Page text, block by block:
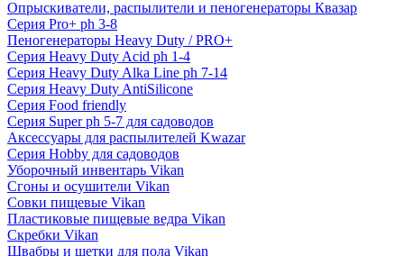
Опрыскиватели, распылители и пеногенераторы Квазар
Серия Pro+ ph 3-8
Пеногенераторы Heavy Duty / PRO+
Серия Heavy Duty Acid ph 1-4
Серия Heavy Duty Alka Line ph 7-14
Серия Heavy Duty AntiSilicone
Серия Food friendly
Серия Super ph 5-7 для садоводов
Аксессуары для распылителей Kwazar
Серия Hobby для садоводов
Уборочный инвентарь Vikan
Сгоны и осушители Vikan
Совки пищевые Vikan
Пластиковые пищевые ведра Vikan
Скребки Vikan
Швабры и щетки для пола Vikan